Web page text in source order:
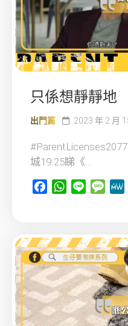
只係想靜靜地
出門篇 2023 年 2 月
城19:25睇《...
FacebookWhatsApp
Line